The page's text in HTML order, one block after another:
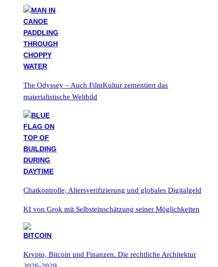
The Odyssey – Auch FilmKultur zementiert das
materialistische Weltbild
Chatkontrolle, Altersverifizierung und globales Digitalgeld
KI von Grok mit Selbsteinschätzung seiner Möglichkeiten
Krypto, Bitcoin und Finanzen. Die rechtliche Architektur